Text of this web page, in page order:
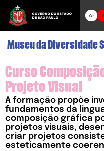
Museu da Diversidade
Curso
Projeto Visual
A formação propõe
fundamentos da
composição gráfica
projetos visuais,
criar projetos
esteticamente